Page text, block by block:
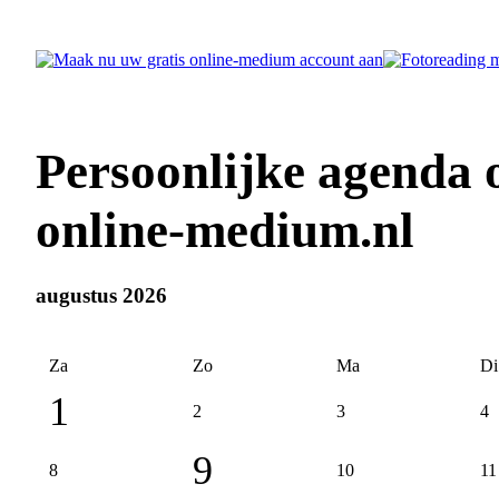
Persoonlijke
online-medium.nl
augustus 2026
Za Zo Ma Di
1 2 3 4
8 9 10 11